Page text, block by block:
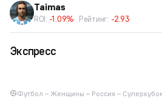
Taimas
ROI: -1.09% Рейтинг: -2.93
Экспресс
Футбол – Женщины – Россия –